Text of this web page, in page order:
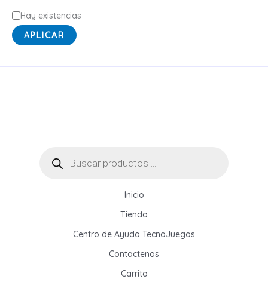
E
s
a
Hay existencias
APLICAR
productos
Inicio
Tienda
Centro de Ayuda TecnoJuegos
Contactenos
Carrito